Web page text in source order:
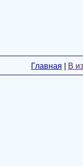
Главная В